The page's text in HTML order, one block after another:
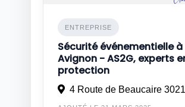
ENTREPRISE
Sécurité événementielle à
Avignon - AS2G, experts
protection